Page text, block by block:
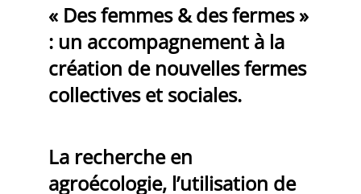
« Des femmes & des fermes »
: un accompagnement à la
création de nouvelles fermes
collectives et sociales.
La recherche en
agroécologie, l’utilisation de